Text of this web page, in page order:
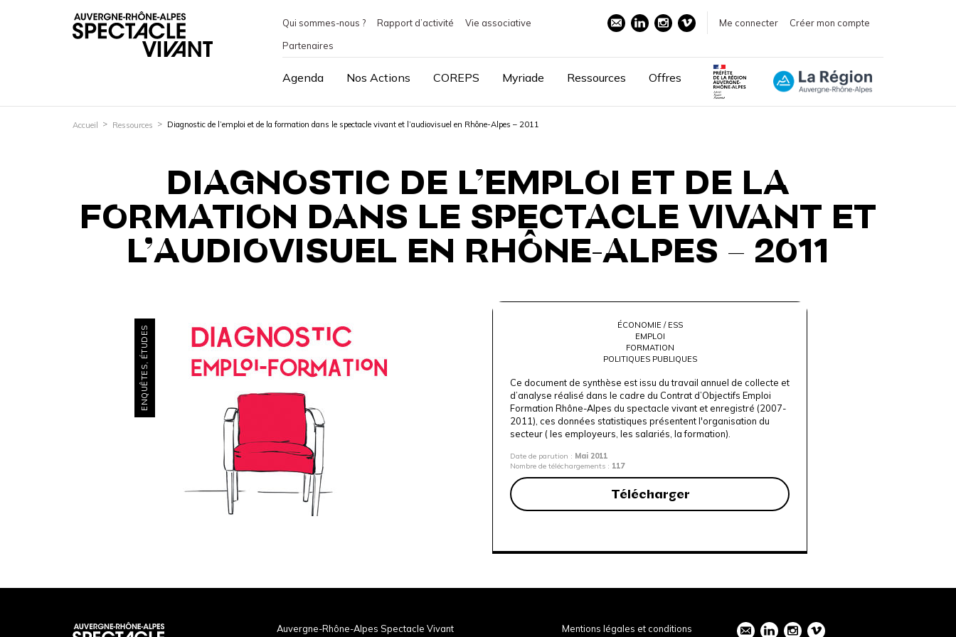
Qui sommes-nous ? Rapport d’activité
Vie associative
Partenaires
Me connecter Créer mon compte
Agenda Nos Actions COREPS Myriade Ressources Offres
Accueil Ressources Diagnostic de l’emploi et de la formation dans le spectacle vivant et l’audiovisuel en Rhône-Alpes – 2011
DIAGNOSTIC DE L’EMPLOI ET DE LA
FORMATION DANS LE SPECTACLE VIVANT ET
L’AUDIOVISUEL EN RHÔNE-ALPES – 2011
ENQUÊTES, ÉTUDES
ÉCONOMIE / ESS
EMPLOI
FORMATION
POLITIQUES PUBLIQUES
Ce document de synthèse est issu du travail annuel de collecte et
d’analyse réalisé dans le cadre du Contrat d’Objectifs Emploi
Formation Rhône-Alpes du spectacle vivant et enregistré (2007-
2011), ces données statistiques présentent l'organisation du
secteur ( les employeurs, les salariés, la formation).
Date de parution : Mai 2011
Nombre de téléchargements : 117
Télécharger
Auvergne-Rhône-Alpes Spectacle Vivant
Mentions légales et conditions